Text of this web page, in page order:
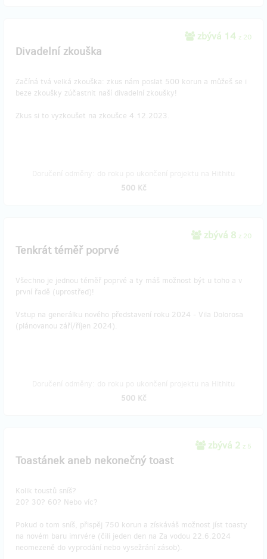
zbývá 14 z 20
Divadelní zkouška
Začíná tvá velká zkouška: zkus nám poslat 500 korun a můžeš se i
beze zkoušky zúčastnit naší divadelní zkoušky!
Zkus si to vyzkoušet na zkoušce 4.12.2023.
500 Kč
zbývá 8 z 20
Tenkrát téměř poprvé
Všechno je jednou téměř poprvé a ty máš možnost být u toho a v
první řadě (uprostřed)!
Vstup na generálku nového představení roku 2024 - Vila Dolorosa
(plánovanou září/říjen 2024).
500 Kč
zbývá 2 z 5
Toastánek aneb nekonečný toast
Kolik toustů sníš?
20? 30? 60? Nebo víc?
Pokud o tom sníš, přispěj 750 korun a získáváš možnost jíst toasty
na novém baru imrvére (čili jeden den na Za vodou 22.6.2024
neomezeně do vyprodání nebo vysežrání zásob).